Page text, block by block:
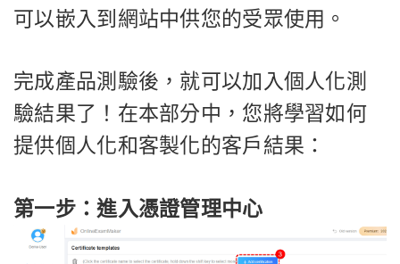
可以嵌入到網站中供您的受眾使用。
完成產品測驗後，就可以加入個人化測
驗結果了！在本部分中，您將學習如何
提供個人化和客製化的客戶結果：
第一步：進入憑證管理中心